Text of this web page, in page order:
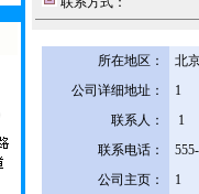
所在地区：
北
公司详细地址：
1
联系人：
1
联系电话：
公司主页：
1